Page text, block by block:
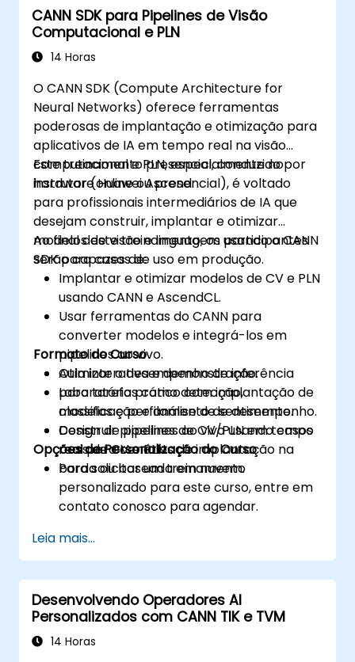
CANN SDK para Pipelines de Visão
Computacional e PLN
14 Horas
O CANN SDK (Compute Architecture for
Neural Networks) oferece ferramentas
poderosas de implantação e otimização para
aplicativos de IA em tempo real na visão
computacional e PLN, especialmente no
hardware Huawei Ascend.
Este treinamento presencial, conduzido por
instrutor (online ou presencial), é voltado
para profissionais intermediários de IA que
desejam construir, implantar e otimizar
modelos de visão e linguagem usando o CANN
SDK para casos de uso em produção.
Ao final deste treinamento, os participantes
serão capazes de:
Implantar e otimizar modelos de CV e PLN
usando CANN e AscendCL.
Usar ferramentas do CANN para
converter modelos e integrá-los em
pipelines ao vivo.
Otimizar o desempenho de inferência
para tarefas como detecção,
classificação e análise de sentimento.
Construir pipelines de CV/PLN em tempo
real para cenários de implantação na
borda ou baseada em nuvem.
Formato do Curso
Aula interativa e demonstração.
Laboratório prático com implantação de
modelos e perfilamento de desempenho.
Design de pipelines ao vivo usando casos
reais de CV e PLN.
Opções de Personalização do Curso
Para solicitar um treinamento
personalizado para este curso, entre em
contato conosco para agendar.
Leia mais...
Desenvolvendo Operadores AI
Personalizados com CANN TIK e TVM
14 Horas